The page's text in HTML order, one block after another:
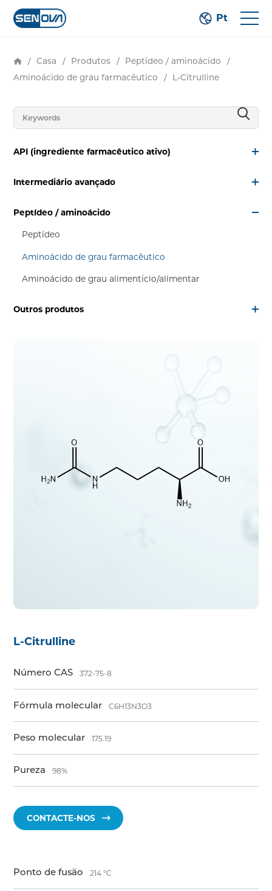
Pt
/ Casa / Produtos / Peptídeo / aminoácido
/
Aminoácido de grau farmacêutico
/ L-Citrulline
API (ingrediente farmacêutico ativo)
Intermediário avançado
Peptídeo / aminoácido
Peptídeo
Aminoácido de grau farmacêutico
Aminoácido de grau alimentício/alimentar
Outros produtos
L-Citrulline
Número CAS 372-75-8
Fórmula molecular C6H13N3O3
Peso molecular 175.19
Pureza 98%
CONTACTE-NOS
Ponto de fusão 214 °C